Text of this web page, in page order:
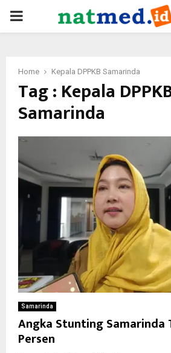
PRIMARY
Home Kepala DPPKB Samarinda
Tag : Kepala
Samarinda
Samarinda
Angka Stunting Samarinda
Persen